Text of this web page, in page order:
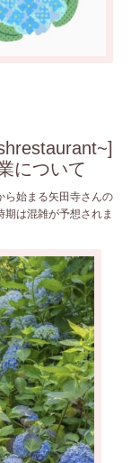
について
始まる矢田寺さんの
は混雑が予想されま